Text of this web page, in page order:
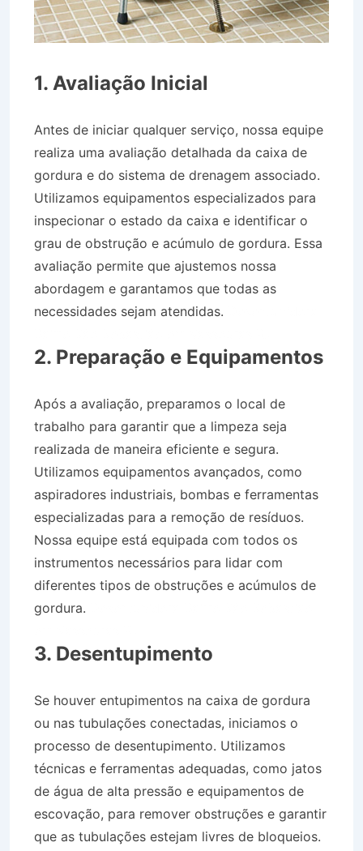
1. Avaliação Inicial
Antes de iniciar qualquer serviço, nossa equipe
realiza uma avaliação detalhada da caixa de
gordura e do sistema de drenagem associado.
Utilizamos equipamentos especializados para
inspecionar o estado da caixa e identificar o
grau de obstrução e acúmulo de gordura. Essa
avaliação permite que ajustemos nossa
abordagem e garantamos que todas as
necessidades sejam atendidas.
2. Preparação e Equipamentos
Após a avaliação, preparamos o local de
trabalho para garantir que a limpeza seja
realizada de maneira eficiente e segura.
Utilizamos equipamentos avançados, como
aspiradores industriais, bombas e ferramentas
especializadas para a remoção de resíduos.
Nossa equipe está equipada com todos os
instrumentos necessários para lidar com
diferentes tipos de obstruções e acúmulos de
gordura.
3. Desentupimento
Se houver entupimentos na caixa de gordura
ou nas tubulações conectadas, iniciamos o
processo de desentupimento. Utilizamos
técnicas e ferramentas adequadas, como jatos
de água de alta pressão e equipamentos de
escovação, para remover obstruções e garantir
que as tubulações estejam livres de bloqueios.